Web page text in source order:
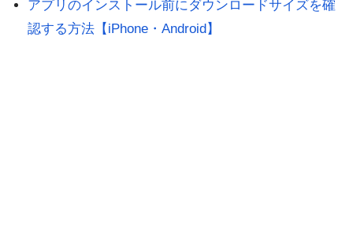
アプリのインストール前にダウンロードサイズを確
認する方法【iPhone・Android】